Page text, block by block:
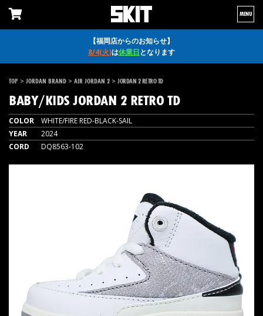
【福岡店からのお知らせ】
8/4(火)は休業日となります
MENU
TOP > JORDAN BRAND > AIR JORDAN 2 > JORDAN 2 RETRO TD
BABY/KIDS JORDAN 2 RETRO TD
COLOR
WHITE/FIRE RED-BLACK-SAIL
YEAR
2024
CORD
DQ8563-102